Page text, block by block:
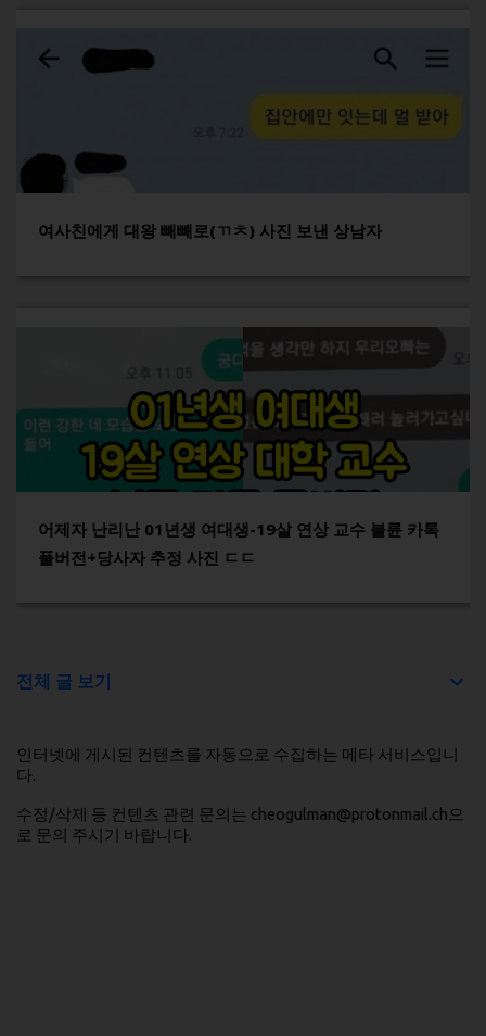
여사친에게 대왕 빼빼로(ㄲㅊ) 사진 보낸 상남자
어제자 난리난 01년생 여대생-19살 연상 교수 불륜 카톡
풀버전+당사자 추정 사진 ㄷㄷ
전체 글 보기
인터넷에 게시된 컨텐츠를 자동으로 수집하는 메타 서비스입니
다.
수정/삭제 등 컨텐츠 관련 문의는 cheogulman@protonmail.ch으
로 문의 주시기 바랍니다.